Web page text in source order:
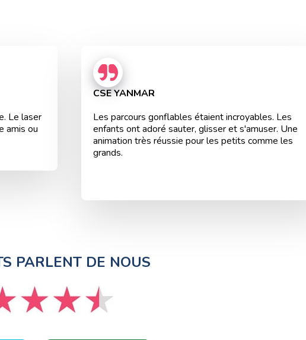
Le laser
amis ou
CSE YANMAR
Les parcours gonflables étaient incroyables. Les
enfants ont adoré sauter, glisser et s'amuser. Une
animation très réussie pour les petits comme les
grands.
PARLENT DE NOUS